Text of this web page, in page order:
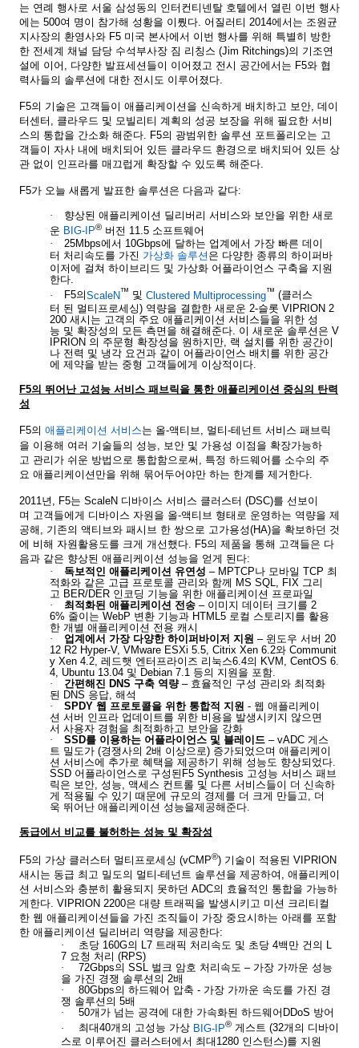
는 연례 행사로 서울 삼성동의 인터컨티넨탈 호텔에서 열린 이번 행사
에는 500여 명이 참가해 성황을 이뤘다 어질러티 2014에서는 조원균
지사장의 환영사와 F5 미국 본사에서 이번 행사를 위해 특별히 방한
한 전세계 채널 담당 수석부사장 짐 리칭스 (Jim Ritchings)의 기조연
설에 이어 다양한 발표세션들이 이어졌고 전시 공간에서는 F5와 협
력사들의 솔루션에 대한 전시도 이루어졌다
F5의 기술은 고객들이 애플리케이션을 신속하게 배치하고 보안 데이
터센터
클라우드 및 모빌리티 계획의 성공 보장을 위해 필요한 서비
스의 통합을 간소화 해준다 . F5의 광범위한 솔루션 포트폴리오는 고
객들이 자사 내에 배치되어 있든 클라우드 환경으로 배치되어 있든 상
관 없이 인프라를 매끄럽게 확장할 수 있도록 해준다
F5가 오늘 새롭게 발표한 솔루션은 다음과 같다:
· 향상된 애플리케이션 딜리버리 서비스와 보안을 위한 새로
운 BIG-IP® 버전 11.5 소프트웨어
·
25Mbps에서 10Gbps에 달하는 업계에서 가장 빠른 데이
터 처리속도를 가진 가상화 솔루션 은 다양한 종류의 하이퍼바
이저에 걸쳐 하이브리드 및 가상화 어플라이언스 구축을 지원
한다.
·
F5의ScaleN™ 및 Clustered Multiprocessing™ (클러스
터 된 멀티프로세싱) 역량을 결합한 새로운 2-슬롯 VIPRION 2
200새시는 고객의 주요 애플리케이션 서비스들을 위한 성
능 및 확장성의 모든 측면을 해결해준다 이 새로운 솔루션은 V
IPRION 의 주문형 확장성을 원하지만 랙 설치를 위한 공간이
나 전력 및 냉각 요건과 같이 어플라이언스 배치를 위한 공간
에 제약을 받는 중형 고객들에게 이상적이다
F5의 뛰어난 고성능 서비스 패브릭을 통한 애플리케이션 중심의 탄력
성
F5의 애플리케이션 서비스는 올-액티브 멀티-테넌트 서비스 패브릭
을 이용해 여러 기술들의 성능 보안 및 가용성 이점을 확장가능하
고 관리가 쉬운 방법으로 통합함으로써 특정 하드웨어를 소수의 주
요 애플리케이션만을 위해 묶어두어야만 하는 한계를 제거한다
2011 년 , F5는 ScaleN 디바이스 서비스 클러스터 (DSC)를 선보이
며 고객들에게 디바이스 자원을 올-액티브 형태로 운영하는 역량을 제
공해
기존의 액티브와 패시브 한 쌍으로 고가용성(HA)을 확보하던 것
에 비해 자원활용도를 크게 개선했다 . F5의 제품을 통해 고객들은 다
음과 같은 향상된 애플리케이션 성능을 얻게 된다:
·
독보적인 애플리케이션 유연성 – MPTCP나 모바일 TCP 최
적화와 같은 고급 프로토콜 관리와 함께 MS SQL, FIX 그리
고 BER/DER 인코딩 기능을 위한 애플리케이션 프로파일
·
최적화된 애플리케이션 전송 – 이미지 데이터 크기를 2
6% 줄이는 WebP 변환 기능과 HTML5 로컬 스토리지를 활용
한 개별 애플리케이션 전용 캐시
·
업계에서 가장 다양한 하이퍼바이저 지원 – 윈도우 서버 20
12 R2 Hyper-V, VMware ESXi 5.5, Citrix Xen 6.2와 Communit
y Xen 4.2,레드햇 엔터프라이즈 리눅스6.4의 KVM, CentOS 6.
4, Ubuntu 13.04 및 Debian 7.1 등의 지원을 포함
·
간편해진 DNS 구축 역량– 효율적인 구성 관리와 최적화
된 DNS 응답 ,해석
·
SPDY 웹 프로토콜을 위한 통합적 지원 - 웹 애플리케이
션 서버 인프라 업데이트를 위한 비용을 발생시키지 않으면
서 사용자 경험을 최적화하고 보안을 강화
·
SSD를 이용하는 어플라이언스 및 블레이드 – vADC 게스
트 밀도가 (경쟁사의 2배 이상으로) 증가되었으며 애플리케이
션 서비스에 추가로 혜택을 제공하기 위해 성능도 향상되었다
SSD 어플라이언스로 구성된 F5 Synthesis 고성능 서비스 패브
릭은 보안 성능 ,액세스 컨트롤 및 다른 서비스들이 더 신속하
게 적용될 수 있기 때문에 규모의 경제를 더 크게 만들고
더
욱 뛰어난 애플리케이션 성능을제공해준다
동급에서 비교를 불허하는 성능 및 확장성
F5의 가상 클러스터 멀티프로세싱 (vCMP®) 기술이 적용된 VIPRION
새시는 동급 최고 밀도의 멀티-테넌트 솔루션을 제공하여 , 애플리케이
션 서비스와 충분히 활용되지 못하던 ADC의 효율적인 통합을 가능하
게 한다. VIPRION 2200은 대량 트래픽을 발생시키고 미션 크리티컬
한 웹 애플리케이션들을 가진 조직들이 가장 중요시하는 아래를 포함
한 애플리케이션 딜리버리 역량을 제공한다:
·
초당 160G의 L7 트래픽 처리속도 및 초당 4백만 건의 L
7 요청 처리 (RPS)
·
72Gbps의 SSL 벌크 암호 처리속도 – 가장 가까운 성능
을 가진 경쟁 솔루션의 2배
·
80Gbps의 하드웨어 압축 - 가장 가까운 속도를 가진 경
쟁 솔루션의 5배
·
50개가 넘는 공격에 대한 가속화된 하드웨어 DDoS 방어
·
최대40개의 고성능 가상 BIG-IP® 게스트 (32개의 디바이
스로 이루어진 클러스터에서 최대 1280 인스턴스)를 지원